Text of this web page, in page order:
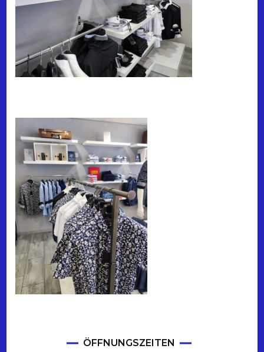
ÖFFNUNGSZEITEN